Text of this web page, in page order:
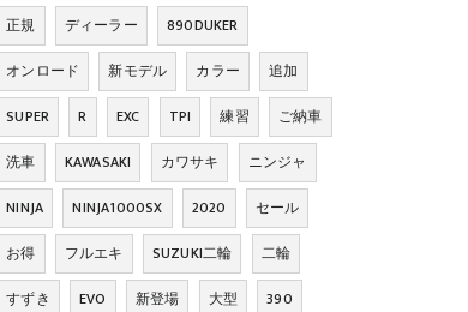
正規
ディーラー
890DUKER
オンロード
新モデル カラー
追加
SUPER
R EXC TPI 練習
ご納車
洗車
KAWASAKI カワサキ
ニンジャ
NINJA
NINJA1000SX 2020
セール
お得
フルエキ SUZUKI二輪
二輪
すずき
EVO 新登場 大型
390